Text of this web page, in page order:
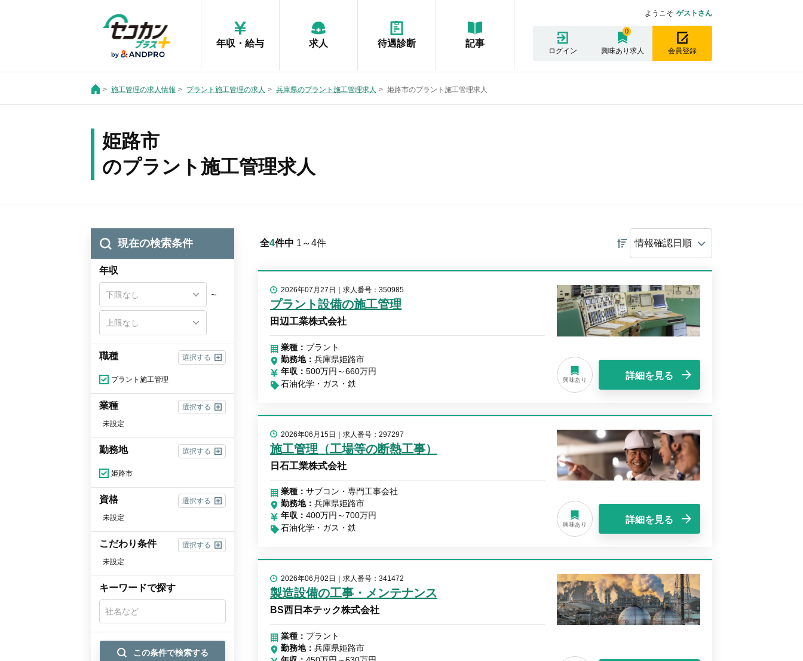
年収・給与 求人 待遇診断 記事
ようこそ ゲストさん
ログイン 興味あり求人
0
会員登録
施工管理の求人情報 プラント施工管理の求人 兵庫県のプラント施工管理求人 姫路市のプラント施工管理求人
姫路市
のプラント施工管理求人
現在の検索条件
年収
～
職種 選択する
プラント施工管理
業種
選択する
未設定
勤務地 選択する
姫路市
資格
選択する
未設定
こだわり条件
選択する
未設定
キーワードで探す
この条件で検索する
全4件中 1～4件
2026年07月27日 求人番号：350985
プラント設備の施工管理
田辺工業株式会社
業種： プラント
勤務地
兵庫県姫路市
年収
500万円～660万円
石油化学・ガス・鉄
興味あり 詳細を見る
2026年06月15日 求人番号：297297
施工管理（工場等の断熱工事）
日石工業株式会社
業種： サブコン・専門工事会社
勤務地
兵庫県姫路市
年収
400万円～700万円
石油化学・ガス・鉄
興味あり 詳細を見る
2026年06月02日 求人番号：341472
製造設備の工事・メンテナンス
BS西日本テック株式会社
業種： プラント
勤務地
兵庫県姫路市